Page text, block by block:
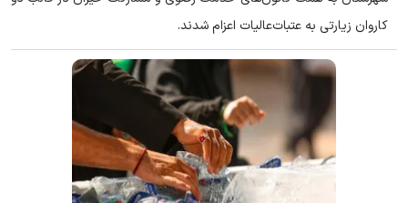
کاروان زیارتی به عتبات‌عالیات اعزام شدند.